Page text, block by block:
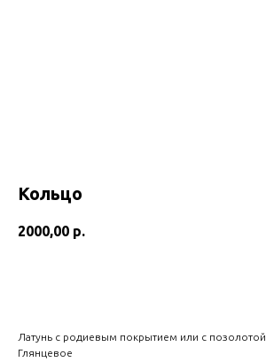
Кольцо
2000,00 р.
Латунь с родиевым покрытием или с позолотой
Глянцевое